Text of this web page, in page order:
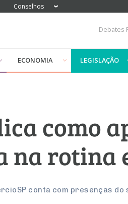
Conselhos
Debates
ECONOMIA LEGISLAÇÃO
como
na rotina
conta com presenças